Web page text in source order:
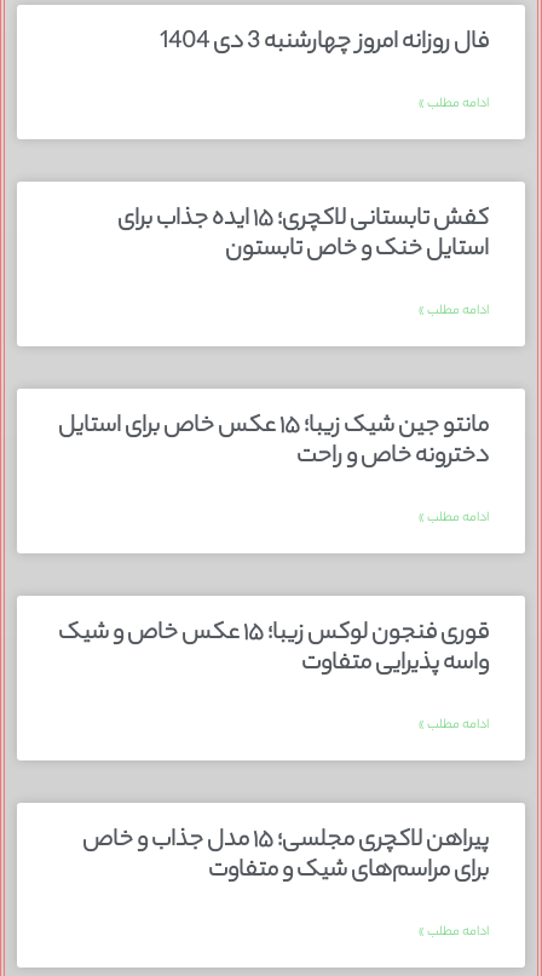
فال روزانه امروز چهارشنبه 3 دی 1404
ادامه مطلب »
کفش تابستانی لاکچری؛ ۱۵ ایده‌ جذاب برای
استایل خنک و خاص تابستون
ادامه مطلب »
مانتو جین شیک زیبا؛ ۱۵ عکس خاص برای استایل
دخترونه خاص و راحت
ادامه مطلب »
قوری فنجون لوکس زیبا؛ ۱۵ عکس خاص و شیک
واسه پذیرایی متفاوت
ادامه مطلب »
پیراهن لاکچری مجلسی؛ ۱۵ مدل جذاب و خاص
برای مراسم‌های شیک و متفاوت
ادامه مطلب »